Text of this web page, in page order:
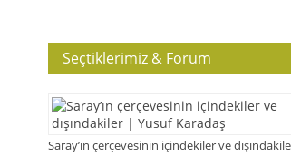
Seçtiklerimiz & Forum
Saray’ın çerçevesinin içindekiler ve